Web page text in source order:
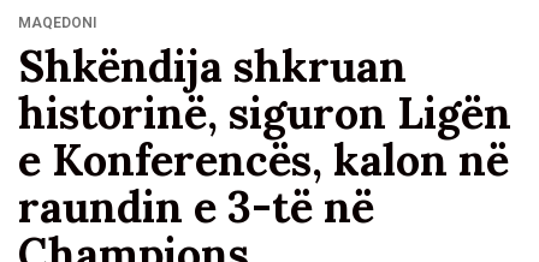
MAQEDONI
Shkëndija shkruan
historinë, siguron Ligën
e Konferencës, kalon në
raundin e 3-të në